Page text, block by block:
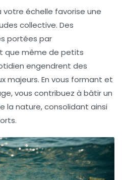
votre échelle favorise une
collective. Des
portées par
que même de petits
engendrent des
majeurs. En vous formant et
vous contribuez à bâtir un
la nature, consolidant ainsi